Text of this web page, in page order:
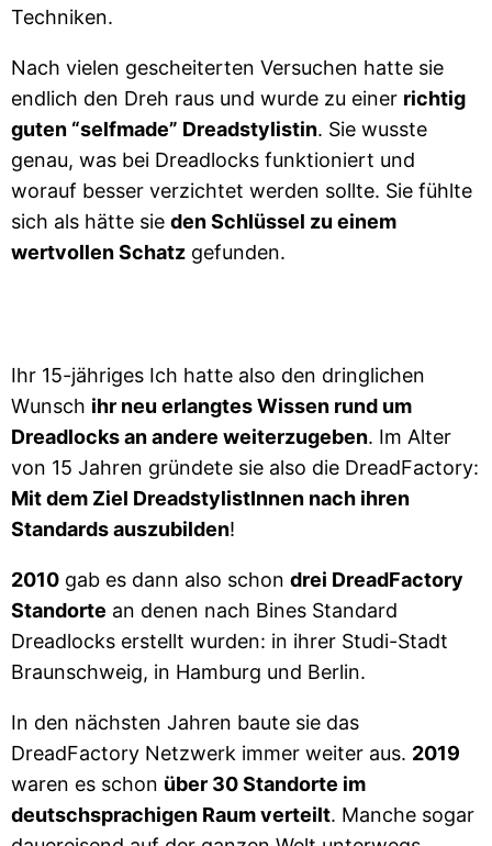
Techniken.
Nach vielen gescheiterten Versuchen hatte sie
endlich den Dreh raus und wurde zu einer richtig
guten “selfmade” Dreadstylistin. Sie wusste
genau, was bei Dreadlocks funktioniert und
worauf besser verzichtet werden sollte. Sie fühlte
sich als hätte sie den Schlüssel zu einem
wertvollen Schatz gefunden.
Ihr 15-jähriges Ich hatte also den dringlichen
Wunsch ihr neu erlangtes Wissen rund um
Dreadlocks an andere weiterzugeben. Im Alter
von 15 Jahren gründete sie also die DreadFactory:
Mit dem Ziel DreadstylistInnen nach ihren
Standards auszubilden!
2010 gab es dann also schon drei DreadFactory
Standorte an denen nach Bines Standard
Dreadlocks erstellt wurden: in ihrer Studi-Stadt
Braunschweig, in Hamburg und Berlin.
In den nächsten Jahren baute sie das
DreadFactory Netzwerk immer weiter aus. 2019
waren es schon über 30 Standorte im
deutschsprachigen Raum verteilt. Manche sogar